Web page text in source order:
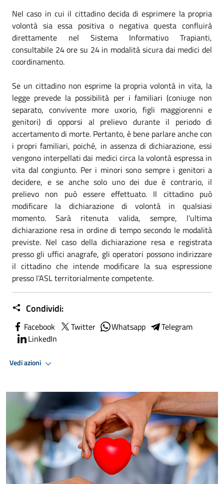
Nel caso in cui il cittadino decida di esprimere la propria
volontà sia essa positiva o negativa questa confluirà
direttamente nel Sistema Informativo Trapianti,
consultabile 24 ore su 24 in modalità sicura dai medici del
coordinamento.
Se un cittadino non esprime la propria volontà in vita, la
legge prevede la possibilità per i familiari (coniuge non
separato, convivente more uxorio, figli maggiorenni e
genitori) di opporsi al prelievo durante il periodo di
accertamento di morte. Pertanto, è bene parlare anche con
i propri familiari, poiché, in assenza di dichiarazione, essi
vengono interpellati dai medici circa la volontà espressa in
vita dal congiunto. Per i minori sono sempre i genitori a
decidere, e se anche solo uno dei due è contrario, il
prelievo non può essere effettuato. Il cittadino può
modificare la dichiarazione di volontà in qualsiasi
momento. Sarà ritenuta valida, sempre, l'ultima
dichiarazione resa in ordine di tempo secondo le modalità
previste. Nel caso della dichiarazione resa e registrata
presso gli uffici anagrafe, gli operatori possono indirizzare
il cittadino che intende modificare la sua espressione
presso l’ASL territorialmente competente.
Condividi:
Facebook Twitter Whatsapp
Telegram
LinkedIn
Vedi azioni